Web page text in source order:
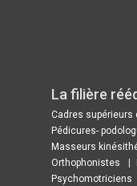
La filière
Cadres supérieurs
Pédicures-
Masseurs
Orthophonistes
Psychomotriciens